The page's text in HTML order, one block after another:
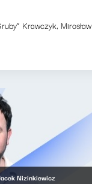
Krawczyk, Mirosław
Nizinkiewicz